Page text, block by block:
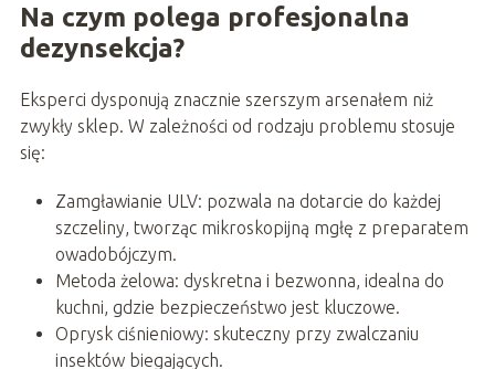
Na czym polega profesjonalna
dezynsekcja?
Eksperci dysponują znacznie szerszym arsenałem niż
zwykły sklep. W zależności od rodzaju problemu stosuje
się:
Zamgławianie ULV: pozwala na dotarcie do każdej
szczeliny, tworząc mikroskopijną mgłę z preparatem
owadobójczym.
Metoda żelowa: dyskretna i bezwonna, idealna do
kuchni, gdzie bezpieczeństwo jest kluczowe.
Oprysk ciśnieniowy: skuteczny przy zwalczaniu
insektów biegających.